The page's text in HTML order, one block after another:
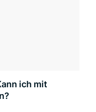
ich mit